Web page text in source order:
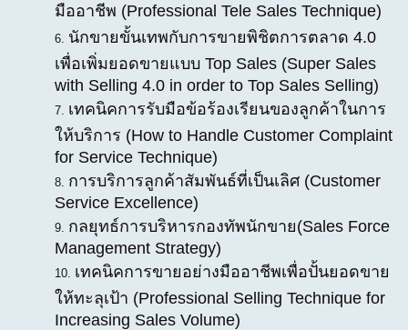
มืออาชีพ (Professional Tele Sales Technique)
นักขายขั้นเทพกับการขายพิชิตการตลาด 4.0
เพื่อเพิ่มยอดขายแบบ Top Sales (Super Sales
with Selling 4.0 in order to Top Sales Selling)
เทคนิคการรับมือข้อร้องเรียนของลูกค้าในการ
ให้บริการ (How to Handle Customer Complaint
for Service Technique)
การบริการลูกค้าสัมพันธ์ที่เป็นเลิศ (Customer
Service Excellence)
กลยุทธ์การบริหารกองทัพนักขาย(Sales Force
Management Strategy)
เทคนิคการขายอย่างมืออาชีพเพื่อปั้นยอดขาย
ให้ทะลุเป้า (Professional Selling Technique for
Increasing Sales Volume)